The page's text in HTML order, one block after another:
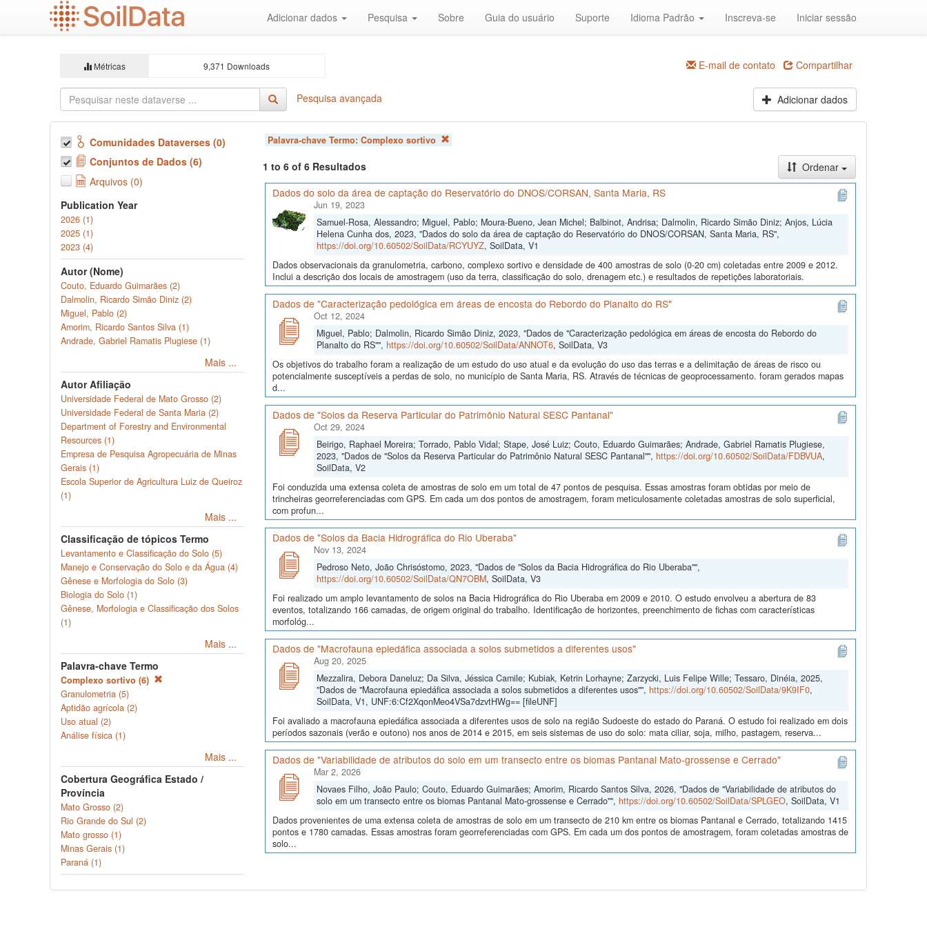
Adicionar dados Pesquisa Sobre Guia do usuário Suporte Idioma Padrão Inscreva-se Iniciar sessão
Métricas 9,371 Downloads E-mail de contato Compartilhar
Pesquisa avançada Adicionar dados
Comunidades Dataverses (0)
Conjuntos de Dados (6)
Arquivos (0)
Publication Year
2026 (1)
2025 (1)
2023 (4)
Autor (Nome)
Couto, Eduardo Guimarães (2)
Dalmolin, Ricardo Simão Diniz (2)
Miguel, Pablo (2)
Amorim, Ricardo Santos Silva (1)
Andrade, Gabriel Ramatis Plugiese (1)
Mais ...
Autor Afiliação
Universidade Federal de Mato Grosso (2)
Universidade Federal de Santa Maria (2)
Department of Forestry and Environmental
Resources (1)
Empresa de Pesquisa Agropecuária de Minas
Gerais (1)
Escola Superior de Agricultura Luiz de Queiroz
(1)
Mais ...
Classificação de tópicos Termo
Levantamento e Classificação do Solo (5)
Manejo e Conservação do Solo e da Água (4)
Gênese e Morfologia do Solo (3)
Biologia do Solo (1)
Gênese, Morfologia e Classificação dos Solos
(1)
Mais ...
Palavra-chave Termo
Complexo sortivo (6)
Granulometria (5)
Aptidão agrícola (2)
Uso atual (2)
Análise física (1)
Mais ...
Cobertura Geográfica Estado /
Província
Mato Grosso (2)
Rio Grande do Sul (2)
Mato grosso (1)
Minas Gerais (1)
Paraná (1)
Palavra-chave Termo: Complexo sortivo
1 to 6 of 6 Resultados
Ordenar
Dados do solo da área de captação do Reservatório do DNOS/CORSAN, Santa Maria, RS
Jun 19, 2023
Samuel-Rosa, Alessandro; Miguel, Pablo; Moura-Bueno, Jean Michel; Balbinot, Andrisa; Dalmolin, Ricardo Simão Diniz; Anjos, Lúcia
Helena Cunha dos, 2023, "Dados do solo da área de captação do Reservatório do DNOS/CORSAN, Santa Maria, RS",
https://doi.org/10.60502/SoilData/RCYUYZ, SoilData, V1
Dados observacionais da granulometria, carbono, complexo sortivo e densidade de 400 amostras de solo (0-20 cm) coletadas entre 2009 e 2012.
Inclui a descrição dos locais de amostragem (uso da terra, classificação do solo, drenagem etc.) e resultados de repetições laboratoriais.
Dados de "Caracterização pedológica em áreas de encosta do Rebordo do Planalto do RS"
Oct 12, 2024
Miguel, Pablo; Dalmolin, Ricardo Simão Diniz, 2023, "Dados de "Caracterização pedológica em áreas de encosta do Rebordo do
Planalto do RS"", https://doi.org/10.60502/SoilData/ANNOT6, SoilData, V3
Os objetivos do trabalho foram a realização de um estudo do uso atual e da evolução do uso das terras e a delimitação de áreas de risco ou
potencialmente susceptíveis a perdas de solo, no município de Santa Maria, RS. Através de técnicas de geoprocessamento. foram gerados mapas
d...
Dados de "Solos da Reserva Particular do Patrimônio Natural SESC Pantanal"
Oct 29, 2024
Beirigo, Raphael Moreira; Torrado, Pablo Vidal; Stape, José Luiz; Couto, Eduardo Guimarães; Andrade, Gabriel Ramatis Plugiese,
2023, "Dados de "Solos da Reserva Particular do Patrimônio Natural SESC Pantanal"", https://doi.org/10.60502/SoilData/FDBVUA,
SoilData, V2
Foi conduzida uma extensa coleta de amostras de solo em um total de 47 pontos de pesquisa. Essas amostras foram obtidas por meio de
trincheiras georreferenciadas com GPS. Em cada um dos pontos de amostragem, foram meticulosamente coletadas amostras de solo superficial,
com profun...
Dados de "Solos da Bacia Hidrográfica do Rio Uberaba"
Nov 13, 2024
Pedroso Neto, João Chrisóstomo, 2023, "Dados de "Solos da Bacia Hidrográfica do Rio Uberaba"",
https://doi.org/10.60502/SoilData/QN7OBM, SoilData, V3
Foi realizado um amplo levantamento de solos na Bacia Hidrográfica do Rio Uberaba em 2009 e 2010. O estudo envolveu a abertura de 83
eventos, totalizando 166 camadas, de origem original do trabalho. Identificação de horizontes, preenchimento de fichas com características
morfológ...
Dados de "Macrofauna epiedáfica associada a solos submetidos a diferentes usos"
Aug 20, 2025
Mezzalira, Debora Daneluz; Da Silva, Jéssica Camile; Kubiak, Ketrin Lorhayne; Zarzycki, Luis Felipe Wille; Tessaro, Dinéia, 2025,
"Dados de "Macrofauna epiedáfica associada a solos submetidos a diferentes usos"", https://doi.org/10.60502/SoilData/9K9IF0,
SoilData, V1, UNF:6:Cf2XqonMeo4VSa7dzvtHWg== [fileUNF]
Foi avaliado a macrofauna epiedáfica associada a diferentes usos de solo na região Sudoeste do estado do Paraná. O estudo foi realizado em dois
períodos sazonais (verão e outono) nos anos de 2014 e 2015, em seis sistemas de uso do solo: mata ciliar, soja, milho, pastagem, reserva...
Dados de "Variabilidade de atributos do solo em um transecto entre os biomas Pantanal Mato-grossense e Cerrado"
Mar 2, 2026
Novaes Filho, João Paulo; Couto, Eduardo Guimarães; Amorim, Ricardo Santos Silva, 2026, "Dados de "Variabilidade de atributos do
solo em um transecto entre os biomas Pantanal Mato-grossense e Cerrado"", https://doi.org/10.60502/SoilData/SPLGEO, SoilData, V1
Dados provenientes de uma extensa coleta de amostras de solo em um transecto de 210 km entre os biomas Pantanal e Cerrado, totalizando 1415
pontos e 1780 camadas. Essas amostras foram georreferenciadas com GPS. Em cada um dos pontos de amostragem, foram coletadas amostras de
solo...